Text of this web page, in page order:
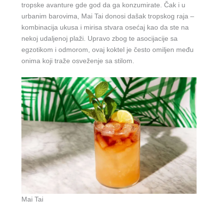
tropske avanture gde god da ga konzumirate. Čak i u
urbanim barovima, Mai Tai donosi dašak tropskog raja –
kombinacija ukusa i mirisa stvara osećaj kao da ste na
nekoj udaljenoj plaži. Upravo zbog te asocijacije sa
egzotikom i odmorom, ovaj koktel je često omiljen među
onima koji traže osveženje sa stilom.
Mai Tai